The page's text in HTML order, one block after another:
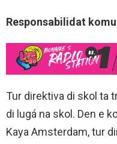
Responsabilidat
Tur direktiva di skol ta
di lugá na skol. Den e
Kaya Amsterdam, tur